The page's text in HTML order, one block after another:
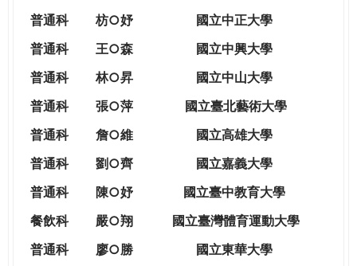
WAGOR
TODAY
WORLD
普通科
枋○妤
國立中正大學
普通科
王○森
國立中興大學
普通科
林○昇
國立中山大學
普通科
張○萍
國立臺北藝術大學
普通科
詹○維
國立高雄大學
普通科
劉○齊
國立嘉義大學
普通科
陳○妤
國立臺中教育大學
餐飲科
嚴○翔 國立臺灣體育運動大學
普通科
廖○勝
國立東華大學